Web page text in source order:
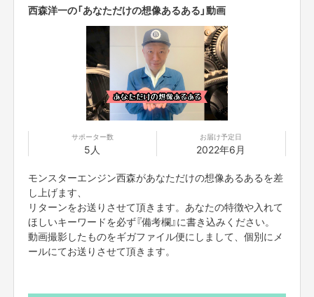
関連イベントは祇園花月夜公演にて開催いたします
祇園花月夜公演
6/4(土)19:00開演
モンスターエンジン西森の作品を芸人が品評する会
https://gion.yoshimoto.co.jp/2022/06/post-33.html
西森洋一の「あなただけの想像あるある」動画
サポーター数
5人
お届け予定日
2022年6月
モンスターエンジン西森があなただけの想像あるあるを差
し上げます、
リターンをお送りさせて頂きます。あなたの特徴や入れて
ほしいキーワードを必ず『備考欄』に書き込みください。
動画撮影したものをギガファイル便にしまして、個別にメ
ールにてお送りさせて頂きます。